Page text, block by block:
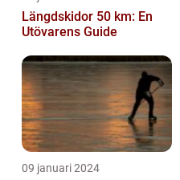
Längdskidor 50 km: En
Utövarens Guide
09 januari 2024